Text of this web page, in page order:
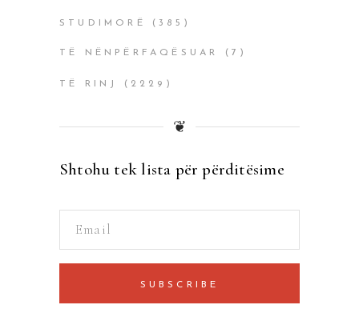
STUDIMORË (385)
TË NËNPËRFAQËSUAR (7)
TË RINJ (2229)
❦
Shtohu tek lista për përditësime
SUBSCRIBE